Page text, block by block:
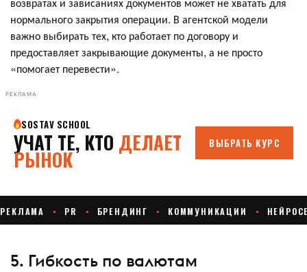
нормального закрытия операции. В агентской модели
важно выбирать тех, кто работает по договору и
предоставляет закрывающие документы, а не просто
«помогает перевести».
РЕКЛАМА
5. Гибкость по валютам